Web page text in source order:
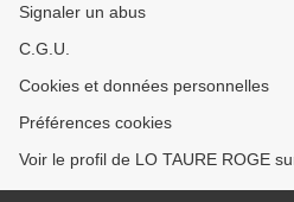
Signaler un abus
C.G.U.
Cookies et données personnelles
Préférences cookies
Voir le profil de LO TAURE ROGE